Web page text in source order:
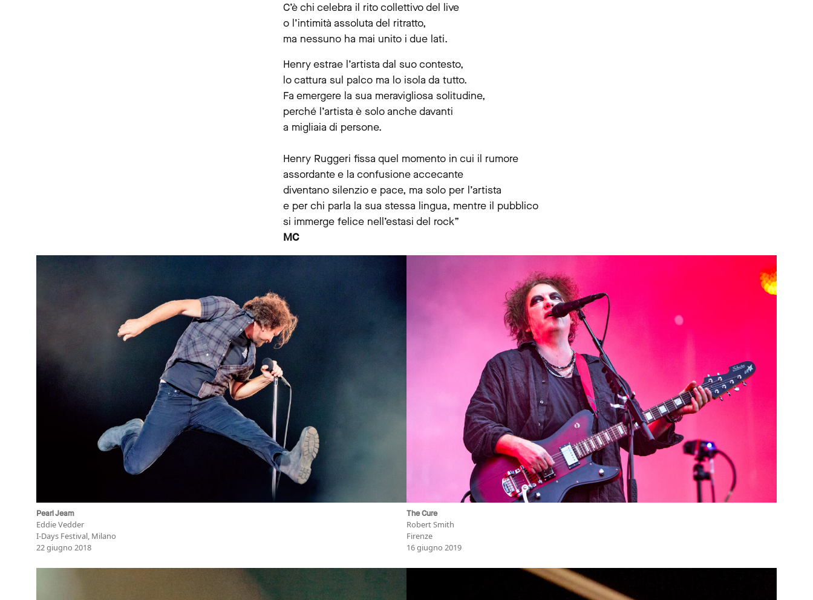
C’è chi celebra il rito collettivo del live
o l’intimità assoluta del ritratto,
ma nessuno ha mai unito i due lati.
Henry estrae l’artista dal suo contesto,
lo cattura sul palco ma lo isola da tutto.
Fa emergere la sua meravigliosa solitudine,
perché l’artista è solo anche davanti
a migliaia di persone.
Henry Ruggeri fissa quel momento in cui il rumore
assordante e la confusione accecante
diventano silenzio e pace, ma solo per l’artista
e per chi parla la sua stessa lingua, mentre il pubblico
si immerge felice nell’estasi del rock”
MC
Pearl Jeam
Eddie Vedder
I-Days Festival, Milano
22 giugno 2018
The Cure
Robert Smith
Firenze
16 giugno 2019